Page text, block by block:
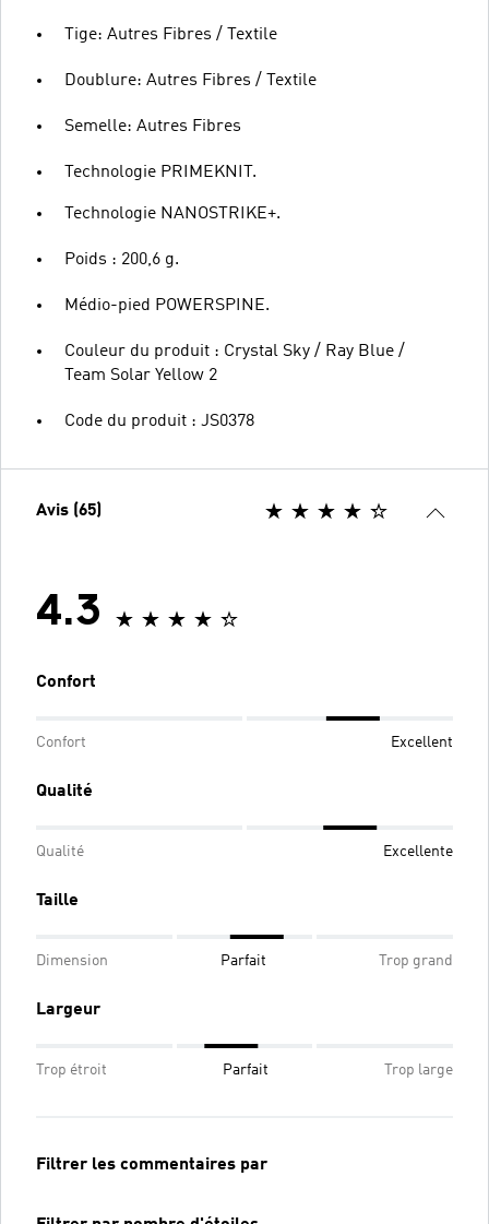
Tige: Autres Fibres / Textile
Doublure: Autres Fibres / Textile
Semelle: Autres Fibres
Technologie PRIMEKNIT.
Technologie NANOSTRIKE+.
Poids : 200,6 g.
Médio-pied POWERSPINE.
Couleur du produit : Crystal Sky / Ray Blue /
Team Solar Yellow 2
Code du produit : JS0378
Avis (65)
4.3
Confort
Confort Excellent
Qualité
Qualité Excellente
Taille
Dimension Parfait Trop grand
Largeur
Trop étroit Parfait Trop large
Filtrer les commentaires par